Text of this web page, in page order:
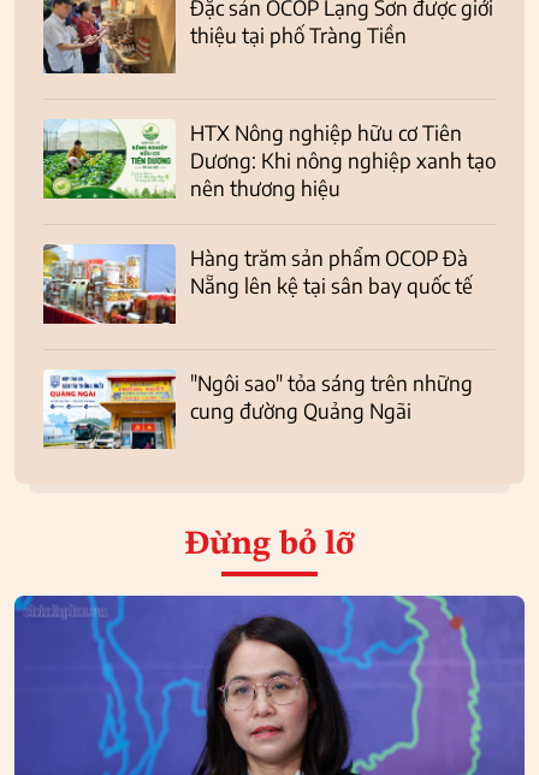
Đặc sản OCOP Lạng Sơn được giới
thiệu tại phố Tràng Tiền
HTX Nông nghiệp hữu cơ Tiên
Dương: Khi nông nghiệp xanh tạo
nên thương hiệu
Hàng trăm sản phẩm OCOP Đà
Nẵng lên kệ tại sân bay quốc tế
"Ngôi sao" tỏa sáng trên những
cung đường Quảng Ngãi
Đừng bỏ lỡ